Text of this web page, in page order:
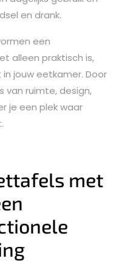
en drank.
een
alleen praktisch is,
jouw eetkamer. Door
van ruimte, design,
je een plek waar
met